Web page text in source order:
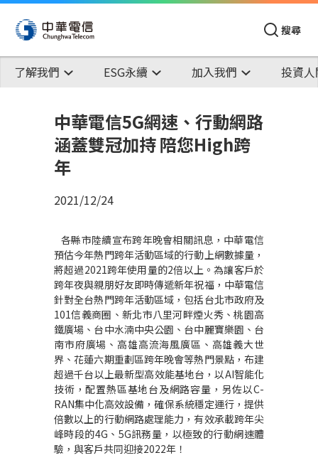
搜尋
了解我們 ESG永續 加入我們 投資
中華電信5G網速、行動網路
涵蓋雙冠加持 陪您High跨
年
2021/12/24
各縣市陸續宣布跨年晚會相關訊息，中華電信
預估今年熱門跨年活動區域的行動上網數據量，
將超過2021跨年使用量的2倍以上。為讓客戶於
跨年夜與親朋好友即時傳遞新年祝福，中華電信
針對全台熱門跨年活動區域，包括台北市政府及
101信義商圈、新北市八里河畔煙火秀、桃園高
鐵廣場、台中水湳中央公園、台中麗寶樂園、台
南市府廣場、高雄高流海風廣區、高雄義大世
界、花蓮六期重劃區跨年晚會等熱門景點，布建
超過千台以上最新型高效能基地台，以AI智能化
技術，配置熱區基地台及網路容量，另佐以C-
RAN集中化高效設備，確保系統穩定運行，提供
倍數以上的行動網路處理能力，有效承載跨年尖
峰時段的4G 、 5G訊務量，以極致的行動網速體
驗，與客戶共同迎接2022年！